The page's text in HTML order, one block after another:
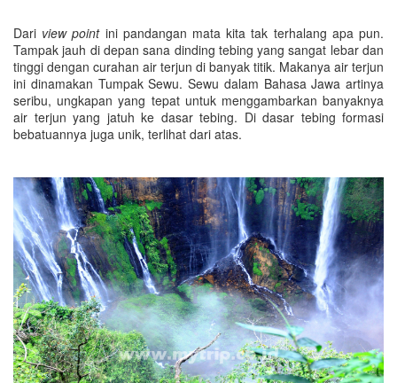
Dari view pointini pandangan mata kita tak terhalang apa pun.
Tampak jauh di depan sana dinding tebing yang sangat lebar dan
tinggi dengan curahan air terjun di banyak titik. Makanya air terjun
ini dinamakan Tumpak Sewu. Sewu dalam Bahasa Jawa artinya
seribu, ungkapan yang tepat untuk menggambarkan banyaknya
air terjun yang jatuh ke dasar tebing. Di dasar tebing formasi
bebatuannya juga unik, terlihat dari atas.